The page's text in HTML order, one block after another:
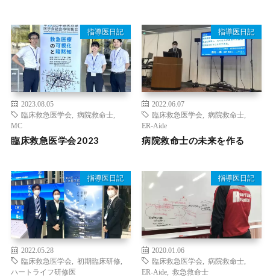
指導医日記
2023.08.05
臨床救急医学会
病院救命士
MC
臨床救急医学会2023
指導医日記
2022.06.07
臨床救急医学会
病院救命士
ER-Aide
病院救命士の未来を作る
指導医日記
2022.05.28
臨床救急医学会
初期臨床研修
ハートライフ研修医
指導医日記
2020.01.06
臨床救急医学会
病院救命士
ER-Aide
救急救命士